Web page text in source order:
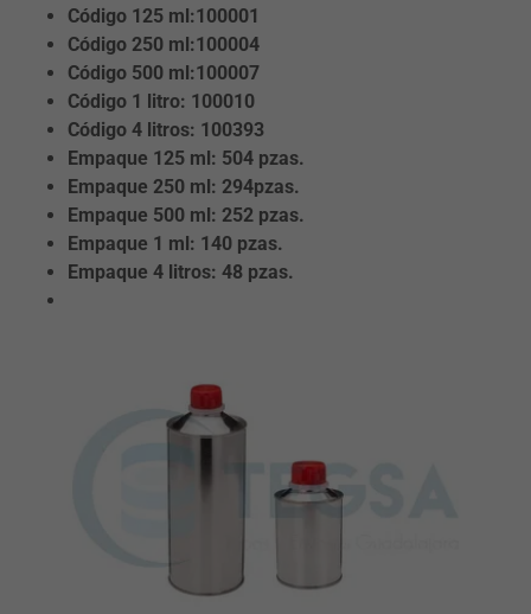
Código 125 ml:100001
Código 250 ml:100004
Código 500 ml:100007
Código 1 litro: 100010
Código 4 litros: 100393
Empaque 125 ml: 504 pzas.
Empaque 250 ml: 294pzas.
Empaque 500 ml: 252 pzas.
Empaque 1 ml: 140 pzas.
Empaque 4 litros: 48 pzas.